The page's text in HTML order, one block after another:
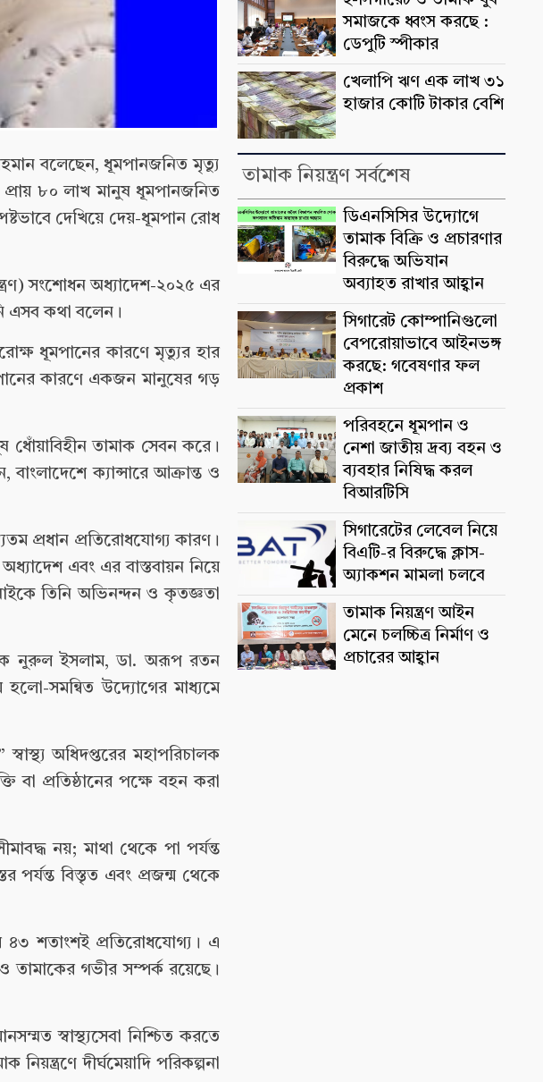
বলেছেন, ধূমপানজনিত মৃত্যু
প্রায় ৮০ লাখ মানুষ ধূমপানজনিত
দেখিয়ে দেয়-ধূমপান রোধ
সংশোধন অধ্যাদেশ-২০২৫ এর
এসব কথা বলেন।
ধূমপানের কারণে মৃত্যুর হার
কারণে একজন মানুষের গড়
ধোঁয়াবিহীন তামাক সেবন করে।
ক্যান্সারে আক্রান্ত ও
প্রধান প্রতিরোধযোগ্য কারণ।
এবং এর বাস্তবায়ন নিয়ে
তিনি অভিনন্দন ও কৃতজ্ঞতা
নুরুল ইসলাম, ডা. অরূপ রতন
সমন্বিত উদ্যোগের মাধ্যমে
অধিদপ্তরের মহাপরিচালক
বা প্রতিষ্ঠানের পক্ষে বহন করা
নয়; মাথা থেকে পা পর্যন্ত
পর্যন্ত বিস্তৃত এবং প্রজন্ম থেকে
৪৩ শতাংশই প্রতিরোধযোগ্য। এ
তামাকের গভীর সম্পর্ক রয়েছে।
স্বাস্থ্যসেবা নিশ্চিত করতে
দীর্ঘমেয়াদি পরিকল্পনা
সমাজকে ধ্বংস করছে :
ডেপুটি স্পীকার
খেলাপি ঋণ এক লাখ ৩১
হাজার কোটি টাকার বেশি
তামাক নিয়ন্ত্রণ সর্বশেষ
ডিএনসিসির উদ্যোগে
তামাক বিক্রি ও প্রচারণার
বিরুদ্ধে অভিযান
অব্যাহত রাখার আহ্বান
সিগারেট কোম্পানিগুলো
বেপরোয়াভাবে আইনভঙ্গ
করছে: গবেষণার ফল
প্রকাশ
পরিবহনে ধূমপান ও
নেশা জাতীয় দ্রব্য বহন ও
ব্যবহার নিষিদ্ধ করল
বিআরটিসি
সিগারেটের লেবেল নিয়ে
বিএটি-র বিরুদ্ধে ক্লাস-
অ্যাকশন মামলা চলবে
তামাক নিয়ন্ত্রণ আইন
মেনে চলচ্চিত্র নির্মাণ ও
প্রচারের আহ্বান